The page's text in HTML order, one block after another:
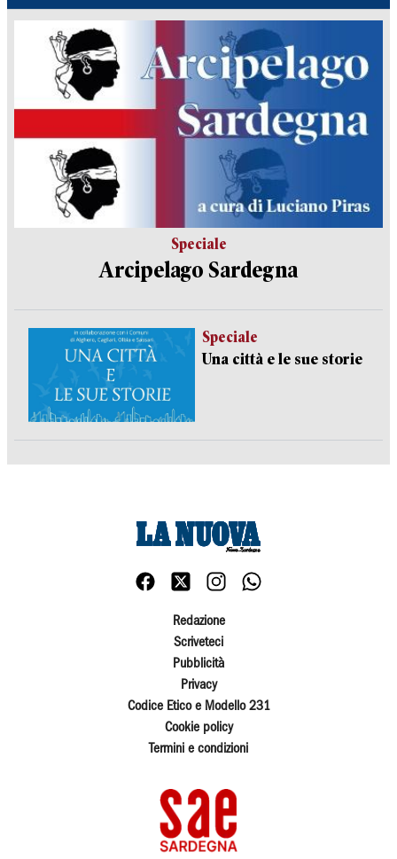
Speciale
Arcipelago Sardegna
Speciale
Una città e le sue storie
Redazione
Scriveteci
Pubblicità
Privacy
Codice Etico e Modello 231
Cookie policy
Termini e condizioni